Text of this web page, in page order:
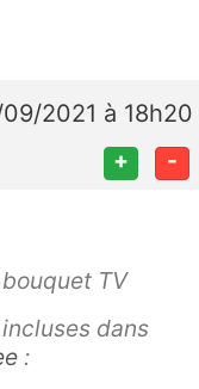
2021 à 18h20
+ -
TV
dans
: